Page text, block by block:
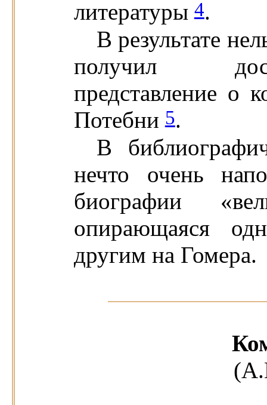
литературы4.
В результате
получил
представление о
Потебни5.
В
нечто очень
биографии
опирающаяся
другим на Гомера.